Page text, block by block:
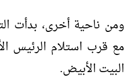
ومن ناحية أخرى، بدأت
مع قرب استلام الرئيس
البيت الأبيض.